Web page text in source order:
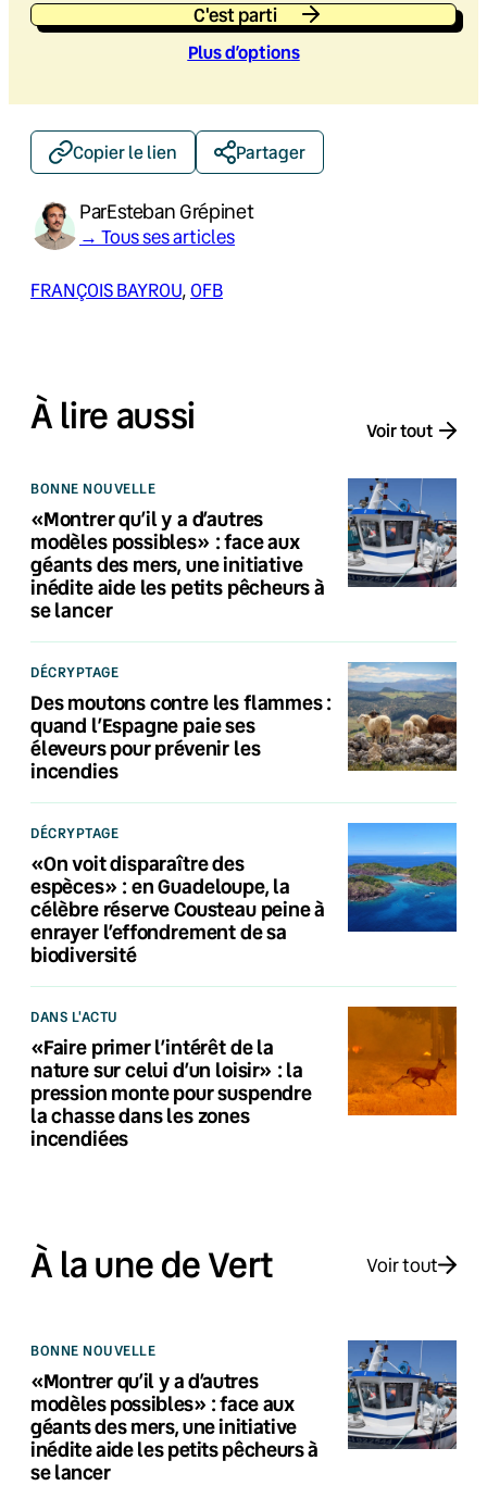
C'est parti
Plus d’options
Copier le lien Partager
ParEsteban Grépinet
→ Tous ses articles
FRANÇOIS BAYROU, OFB
À lire aussi Voir tout
BONNE NOUVELLE
«Montrer qu’il y a d’autres
modèles possibles» : face aux
géants des mers, une initiative
inédite aide les petits pêcheurs à
se lancer
DÉCRYPTAGE
Des moutons contre les flammes :
quand l’Espagne paie ses
éleveurs pour prévenir les
incendies
DÉCRYPTAGE
«On voit disparaître des
espèces» : en Guadeloupe, la
célèbre réserve Cousteau peine à
enrayer l’effondrement de sa
biodiversité
DANS L'ACTU
«Faire primer l’intérêt de la
nature sur celui d’un loisir» : la
pression monte pour suspendre
la chasse dans les zones
incendiées
À la une de Vert Voir tout
BONNE NOUVELLE
«Montrer qu’il y a d’autres
modèles possibles» : face aux
géants des mers, une initiative
inédite aide les petits pêcheurs à
se lancer